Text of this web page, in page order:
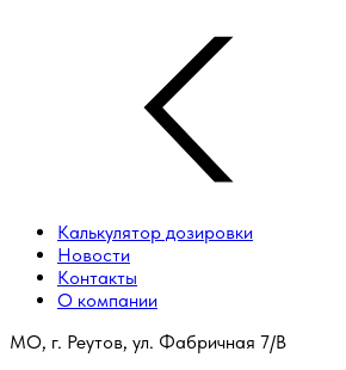
Калькулятор дозировки
Новости
Контакты
О компании
МО, г. Реутов, ул. Фабричная 7/В